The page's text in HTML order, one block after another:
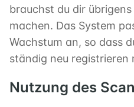
brauchst du dir
machen. Das System
Wachstum an, so dass
ständig neu registrieren
Nutzung des